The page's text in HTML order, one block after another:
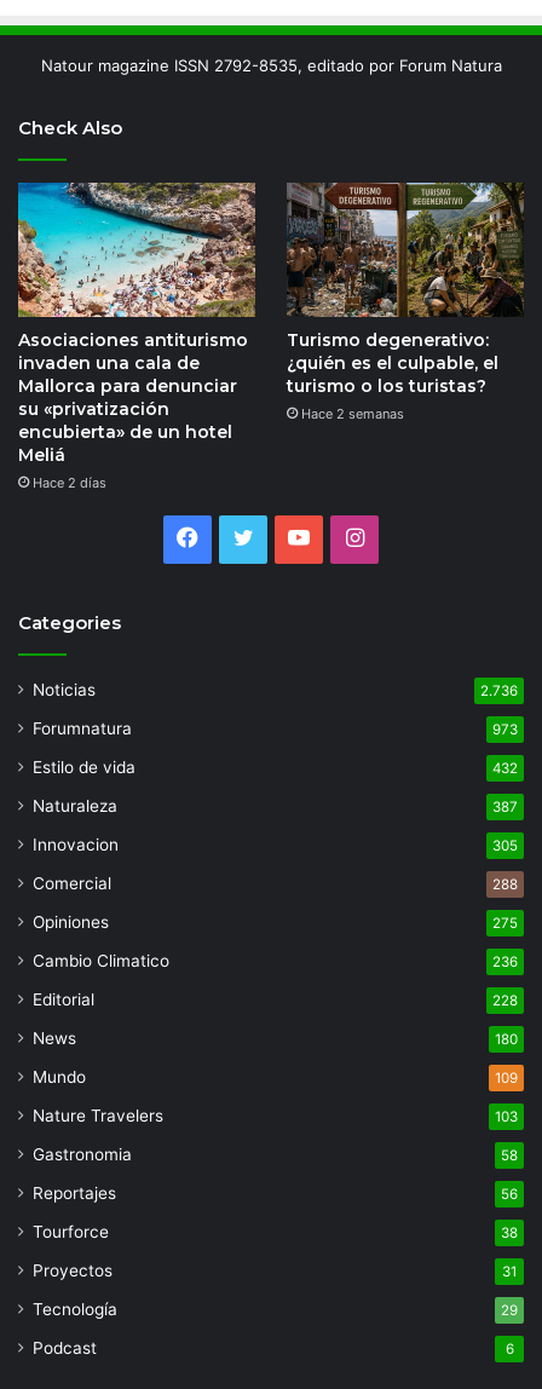
Natour magazine ISSN 2792-8535, editado por Forum Natura
Check Also
Asociaciones antiturismo
invaden una cala de
Mallorca para denunciar
su «privatización
encubierta» de un hotel
Meliá
Hace 2 días
Turismo degenerativo:
¿quién es el culpable, el
turismo o los turistas?
Hace 2 semanas
Facebook
TwitterYouTubeInstagram
Categories
Noticias 2.736
Forumnatura 973
Estilo de vida 432
Naturaleza 387
Innovacion 305
Comercial 288
Opiniones 275
Cambio Climatico 236
Editorial 228
News 180
Mundo 109
Nature Travelers 103
Gastronomia 58
Reportajes 56
Tourforce 38
Proyectos 31
Tecnología 29
Podcast 6